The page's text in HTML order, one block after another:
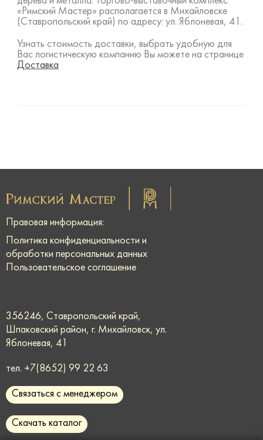
«Римский Мастер» располагается в Михайловске
(Ставропольский край) по адресу: ул. Яблоневая, 41.
Узнать стоимость доставки, выбрать удобную для
Вас логистическую компанию Вы можете на странице
Доставка
Правовая информация:
Политика конфиденциальности и
обработки персональных данных
Пользовательское соглашение
356246, Ставропольский край,
Шпаковский район, г. Михайловск, ул.
Яблоневая, 41
тел. +7(8652) 99 22 63
Связаться с менеджером
Скачать каталог